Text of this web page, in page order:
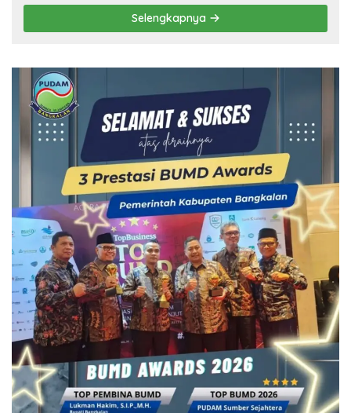
Selengkapnya